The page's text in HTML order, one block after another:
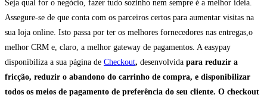
Seja qual for o negócio, fazer tudo sozinho nem sempre é a melhor ideia.
Assegure-se de que conta com os parceiros certos para aumentar visitas na
sua loja online. Isto passa por ter os melhores fornecedores nas entregas,o
melhor CRM e, claro, a melhor gateway de pagamentos. A easypay
disponibiliza a sua página de Checkout, desenvolvida para reduzir a
fricção, reduzir o abandono do carrinho de compra, e disponibilizar
todos os meios de pagamento de preferência do seu cliente. O checkout